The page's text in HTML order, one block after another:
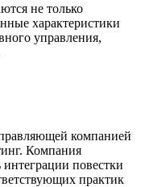
не только
характеристики
управления,
компанией
Компания
повестки
практик